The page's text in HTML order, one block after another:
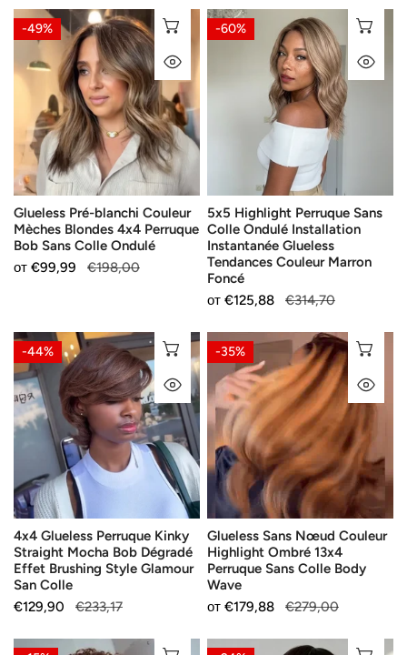
Ondulé
250%
Glueless
Pré-
blanchi
Couleur
Mèches
Blondes
4x4
Perruque
Bob
Sans
Colle
Ondulé
-49% ИЗБЕРЕТЕ ОПЦИИ
БЪРЗ ПОГЛЕД
Glueless Pré-blanchi Couleur
Mèches Blondes 4x4 Perruque
Bob Sans Colle Ondulé
Продажна
от €99,99
Редовна
€198,00
5x5
Highlight
Sans
Installation
Instantanée
Glueless
Tendances
Couleur
Marron
Foncé
-60%
5x5 Highlight Perruque Sans
Colle Ondulé Installation
Instantanée Glueless
Tendances Couleur Marron
Foncé
Продажна
от €125,88
Редовна
€314,70
4x4
Glueless
Perruque
Kinky
Straight
Mocha
Bob
Dégradé
Effet
Brushing
Style
Glamour
San
-44% ИЗБЕРЕТЕ ОПЦИИ
БЪРЗ ПОГЛЕД
4x4 Glueless Perruque Kinky
Straight Mocha Bob Dégradé
Effet Brushing Style Glamour
San Colle
Продажна
€129,90
Редовна
€233,17
Glueless
Sans
Nœud
Couleur
Highlight
Ombré
13x4
Perruque
Sans
Colle
Body
Wave
-35%
Glueless Sans Nœud Couleur
Highlight Ombré 13x4
Perruque Sans Colle Body
Wave
Продажна
от €179,88
Редовна
€279,00
Doux Adapté